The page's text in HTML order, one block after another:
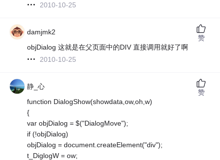
2010-10-25
damjmk2
objDialog 这就是在父页面中的DIV 直接调用就好了啊
2010-10-25
赞
静_心
function DialogShow(showdata,ow,oh,w)
{
var objDialog = $("DialogMove");
if (!objDialog)
objDialog = document.createElement("div");
t_DiglogW = ow;
赞